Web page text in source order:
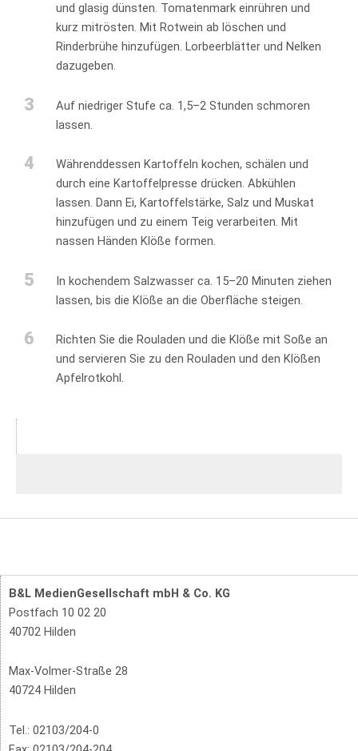
und glasig dünsten. Tomatenmark einrühren und
kurz mitrösten. Mit Rotwein ab löschen und
Rinderbrühe hinzufügen. Lorbeerblätter und Nelken
dazugeben.
3
Auf niedriger Stufe ca. 1,5–2 Stunden schmoren
lassen.
4
Währenddessen Kartoffeln kochen, schälen und
durch eine Kartoffelpresse drücken. Abkühlen
lassen. Dann Ei, Kartoffelstärke, Salz und Muskat
hinzufügen und zu einem Teig verarbeiten. Mit
nassen Händen Klöße formen.
5
In kochendem Salzwasser ca. 15–20 Minuten ziehen
lassen, bis die Klöße an die Oberfläche steigen.
6
Richten Sie die Rouladen und die Klöße mit Soße an
und servieren Sie zu den Rouladen und den Klößen
Apfelrotkohl.
B&L MedienGesellschaft mbH & Co. KG
Postfach 10 02 20
40702 Hilden
Max-Volmer-Straße 28
40724 Hilden
Tel.: 02103/204-0